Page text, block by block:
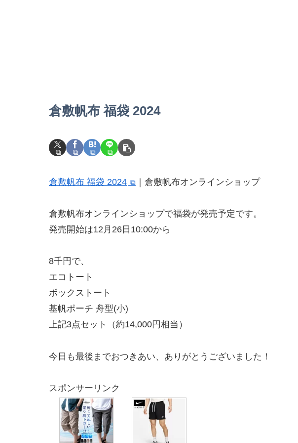
倉敷帆布 福袋 2024
倉敷帆布 福袋 2024 ｜倉敷帆布オンラインショップ
倉敷帆布オンラインショップで福袋が発売予定です。
発売開始は12月26日10:00から
8千円で、
エコトート
ボックストート
基帆ポーチ 舟型(小)
上記3点セット（約14,000円相当）
今日も最後までおつきあい、ありがとうございました！
スポンサーリンク